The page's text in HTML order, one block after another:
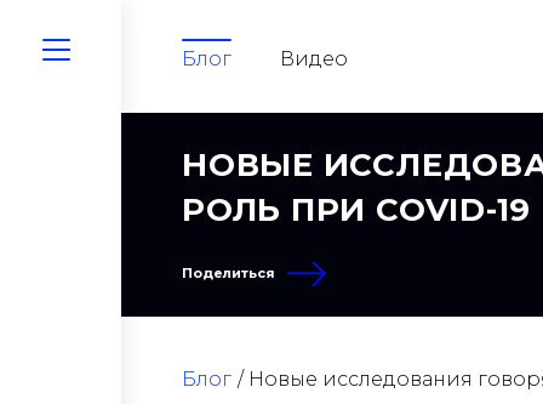
Блог Видео
НОВЫЕ
РОЛЬ ПРИ COVID-19
Поделиться
Блог Новые исследования